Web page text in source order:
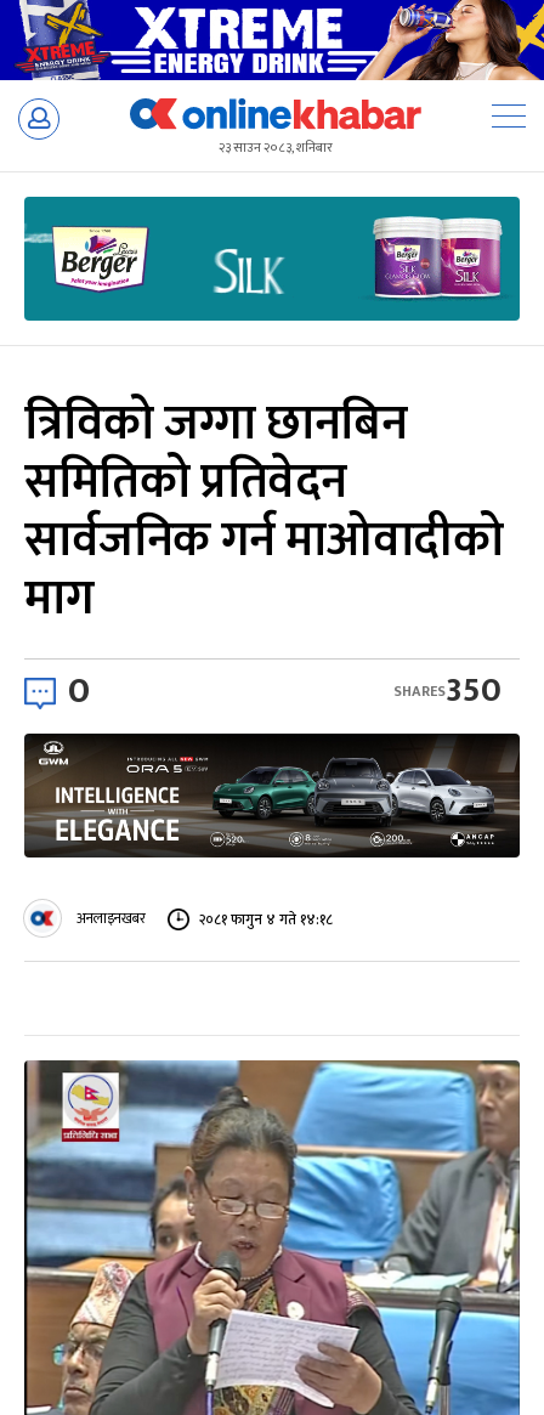
Skip
२३ साउन २०८३, शनिबार
त्रिविको जग्गा छानबिन
समितिको प्रतिवेदन
सार्वजनिक गर्न माओवादीको
माग
0 350
SHARES
अनलाइनखबर २०८१ फागुन ४ गते १४:१८